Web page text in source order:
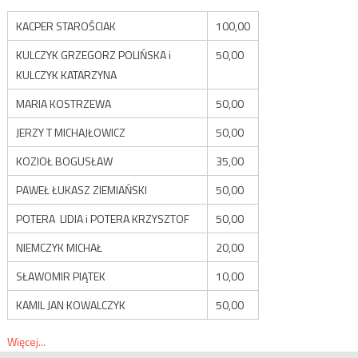
KACPER STAROŚCIAK
100,00
KULCZYK GRZEGORZ POLIŃSKA i
KULCZYK KATARZYNA
50,00
MARIA KOSTRZEWA
50,00
JERZY T MICHAJŁOWICZ
50,00
KOZIOŁ BOGUSŁAW
35,00
PAWEŁ ŁUKASZ ZIEMIAŃSKI
50,00
POTERA LIDIA i POTERA KRZYSZTOF
50,00
NIEMCZYK MICHAŁ
20,00
SŁAWOMIR PIĄTEK
10,00
KAMIL JAN KOWALCZYK
50,00
Więcej...